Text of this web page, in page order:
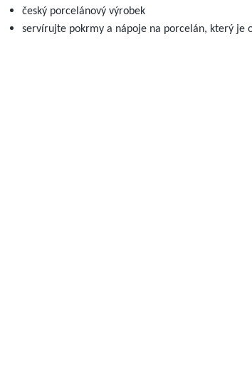
český porcelánový výrobek
servírujte pokrmy a nápoje na porcelán, který je